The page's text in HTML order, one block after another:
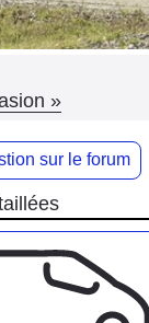
»
sur le forum